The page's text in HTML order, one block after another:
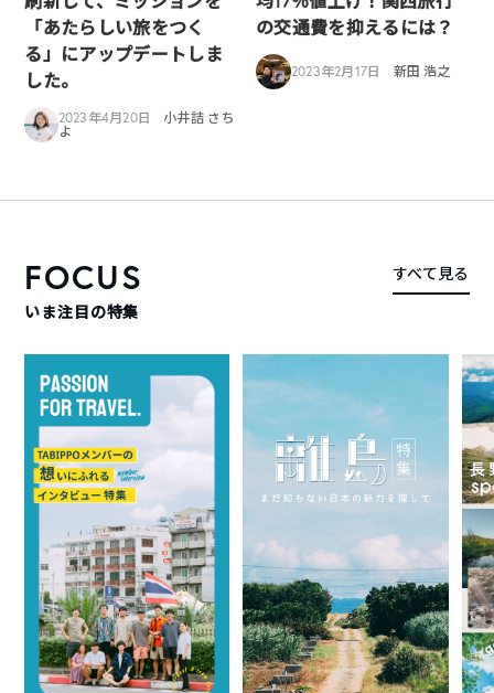
「あたらしい旅をつく
る」にアップデートしま
した。
2023年4月20日
小井詰 さち
よ
の交通費を抑えるには？
2023年2月17日 新田 浩之
FOCUS
いま注目の特集
すべて見る